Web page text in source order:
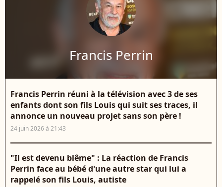
Francis Perrin
Francis Perrin réuni à la télévision avec 3 de ses
enfants dont son fils Louis qui suit ses traces, il
annonce un nouveau projet sans son père !
24 juin 2026 à 21:43
"Il est devenu blême" : La réaction de Francis
Perrin face au bébé d'une autre star qui lui a
rappelé son fils Louis, autiste